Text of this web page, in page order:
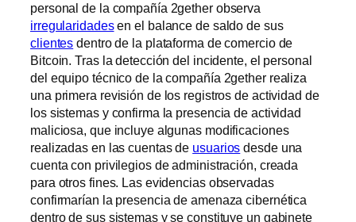
personal de la compañía 2gether observa
irregularidadesen el balance de saldo de sus
clientes dentro de la plataforma de comercio de
Bitcoin. Tras la detección del incidente, el personal
del equipo técnico de la compañía 2gether realiza
una primera revisión de los registros de actividad de
los sistemas y confirma la presencia de actividad
maliciosa, que incluye algunas modificaciones
realizadas en las cuentas de usuarios desde una
cuenta con privilegios de administración, creada
para otros fines. Las evidencias observadas
confirmarían la presencia de amenaza cibernética
dentro de sus sistemas y se constituye un gabinete